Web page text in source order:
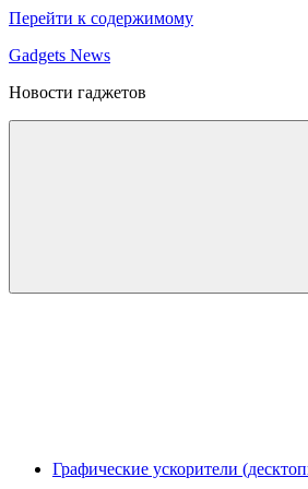
Перейти к содержимому
Gadgets News
Новости гаджетов
Графические ускорители